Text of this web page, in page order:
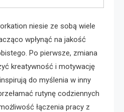
niesie ze sobą wiele
wpłynąć na jakość
Po pierwsze, zmiana
kreatywność i motywację
do myślenia w inny
rutynę codziennych
łączenia pracy z